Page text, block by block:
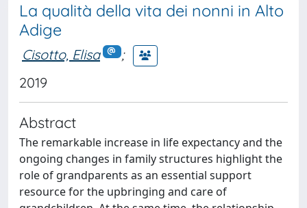
La qualità della vita dei nonni in Alto
Adige
Cisotto, Elisa
;
2019
Abstract
The remarkable increase in life expectancy and the
ongoing changes in family structures highlight the
role of grandparents as an essential support
resource for the upbringing and care of